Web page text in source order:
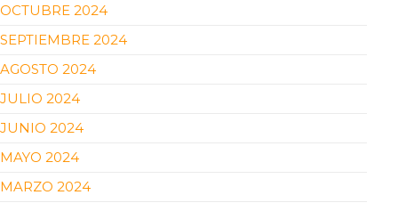
OCTUBRE 2024
SEPTIEMBRE 2024
AGOSTO 2024
JULIO 2024
JUNIO 2024
MAYO 2024
MARZO 2024